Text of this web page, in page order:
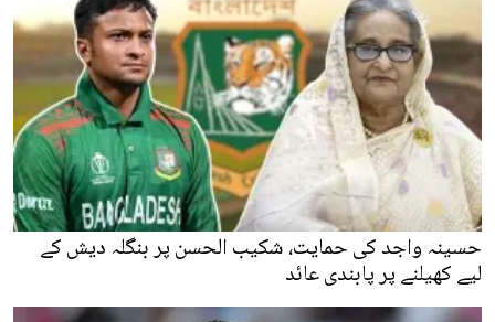
حسینہ واجد کی حمایت، شکیب الحسن پر بنگلہ دیش کے
لیے کھیلنے پر پابندی عائد